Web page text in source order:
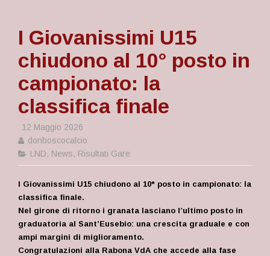
I Giovanissimi U15
chiudono al 10° posto in
campionato: la
classifica finale
12 Maggio 2026
donboscocalcio
LND, News, Risultati Gare
I Giovanissimi U15 chiudono al 10* posto in campionato: la
classifica finale.
Nel girone di ritorno i granata lasciano l’ultimo posto in
graduatoria al Sant’Eusebio: una crescita graduale e con
ampi margini di miglioramento.
Congratulazioni alla Rabona VdA che accede alla fase